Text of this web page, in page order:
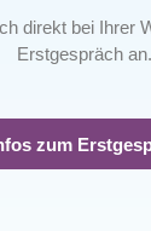
direkt bei Ihrer
Erstgespräch an.
zum